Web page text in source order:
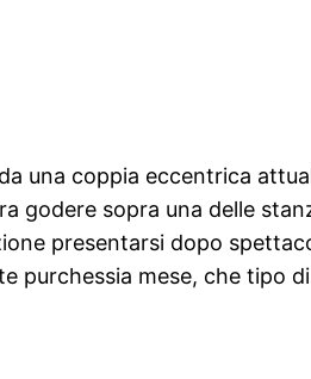
una coppia eccentrica
godere sopra una delle
presentarsi dopo
purchessia mese, che tipo